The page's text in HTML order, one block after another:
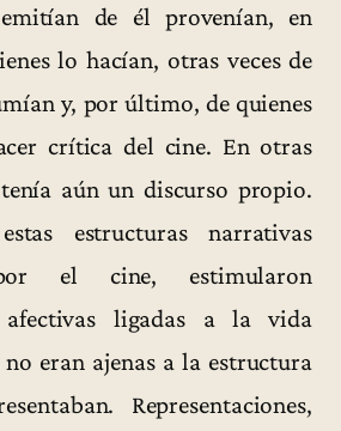
de él provenían, en
lo hacían, otras veces de
y, por último, de quienes
crítica del cine. En otras
aún un discurso propio.
estructuras narrativas
el cine, estimularon
afectivas ligadas a la vida
eran ajenas a la estructura
Representaciones,